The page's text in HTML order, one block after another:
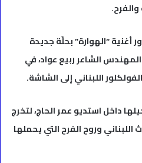
أغنية “الهوارة” بحلّة جديدة
الشاعر ربيع عواد، في
اللبناني إلى الشاشة.
داخل استديو عمر الحاج، لتخرج
اللبناني وروح الفرح التي يحملها